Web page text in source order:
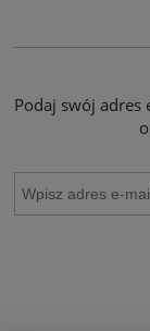
Podaj swój adres